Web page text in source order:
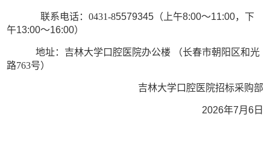
联系电话：0431-85579345（上午8:00～11:00，下
午13:00～16:00）
地址：吉林大学口腔医院办公楼
（长春市朝阳区和光
路763号）
吉林大学口腔医院招标采购部
2026年7月 6日